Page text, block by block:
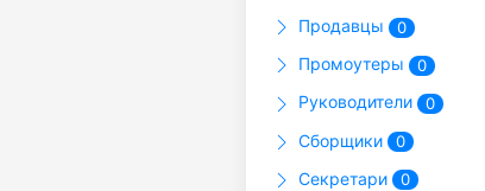
Продавцы 0
Промоутеры 0
Руководители 0
Сборщики 0
Секретари 0